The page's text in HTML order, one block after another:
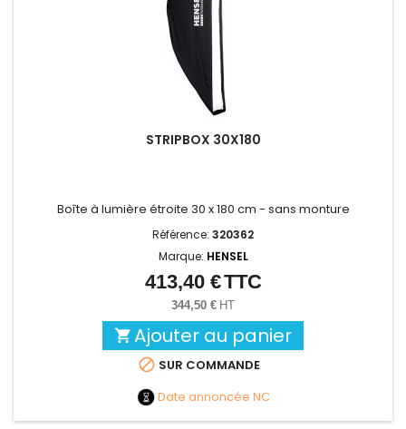
STRIPBOX 30X180
Boîte à lumière étroite 30 x 180 cm - sans monture
Référence: 320362
Marque: HENSEL
Prix
413,40 €TTC
344,50 € HT
 Ajouter au panier
 SUR COMMANDE
Date annoncée NC